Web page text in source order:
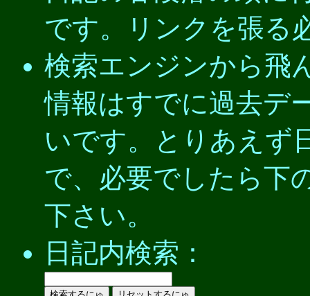
です。リンクを張る
検索エンジンから飛
情報はすでに過去デ
いです。とりあえず
で、必要でしたら下
下さい。
日記内検索：